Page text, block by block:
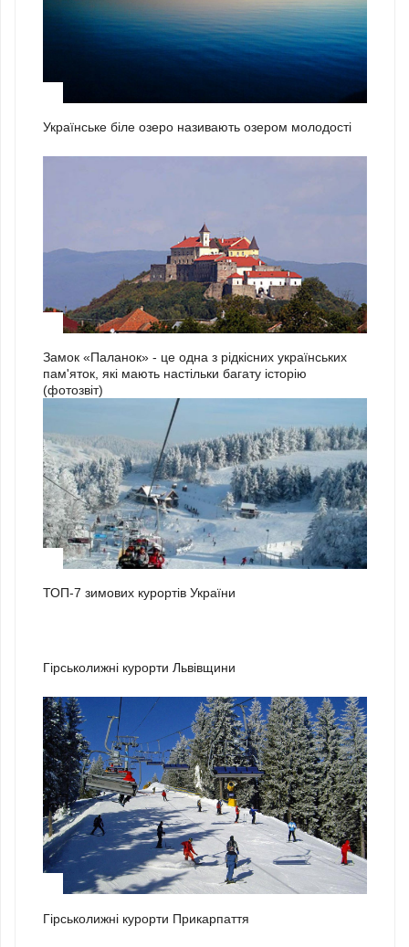
Українське біле озеро називають озером молодості
Замок «Паланок» - це одна з рідкісних українських
пам'яток, які мають настільки багату історію
(фотозвіт)
ТОП-7 зимових курортів України
Гірськолижні курорти Львівщини
Гірськолижні курорти Прикарпаття